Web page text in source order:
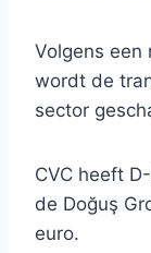
Volgens
wordt de
sector
CVC heeft
de Doğuş
euro.